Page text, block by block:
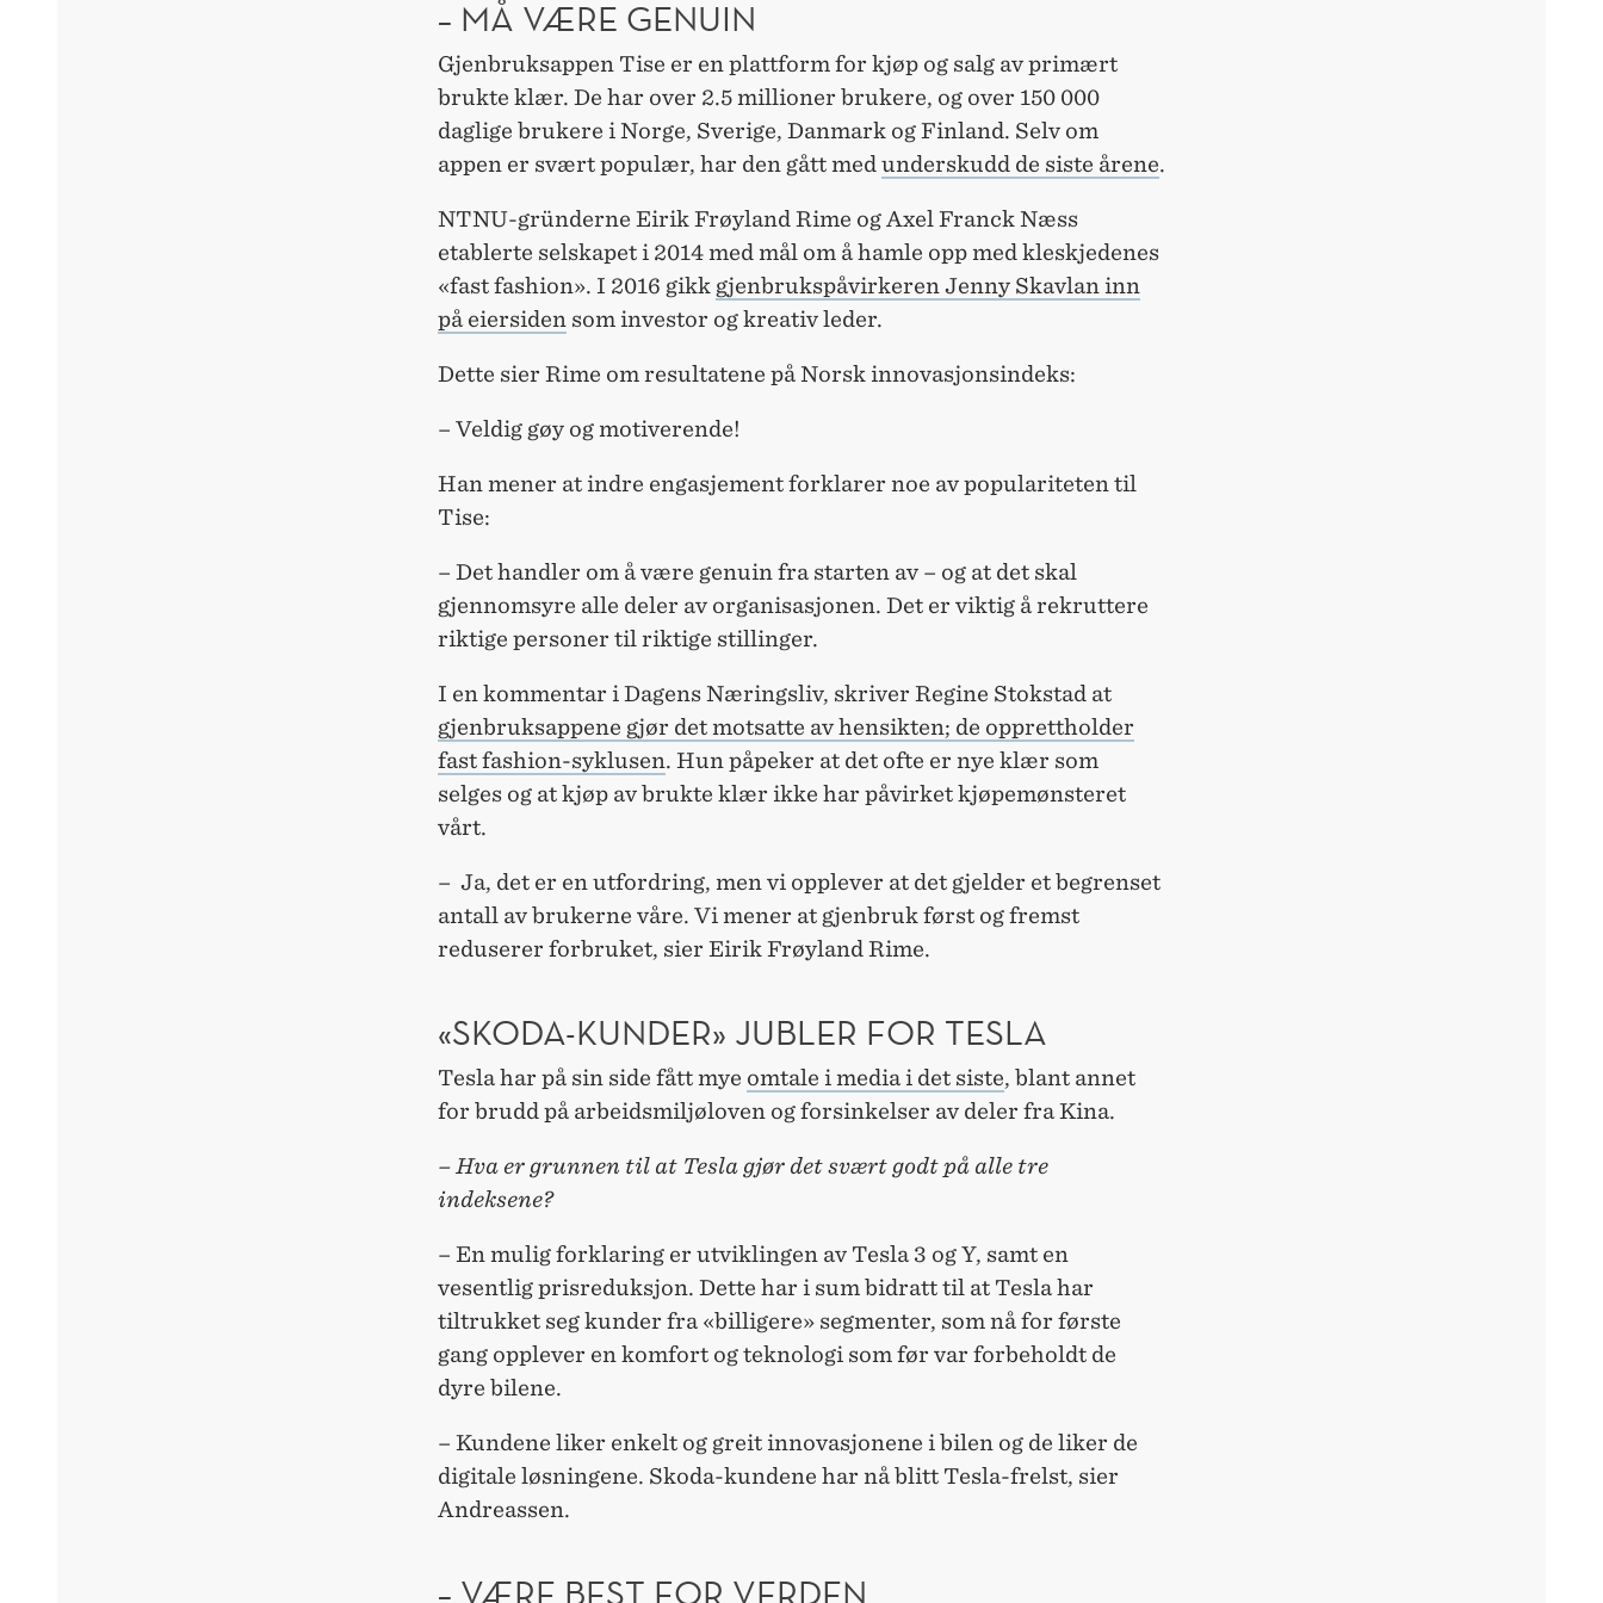
– MÅ VÆRE GENUIN
Gjenbruksappen Tise er en plattform for kjøp og salg av primært
brukte klær. De har over 2.5 millioner brukere, og over 150 000
daglige brukere i Norge, Sverige, Danmark og Finland. Selv om
appen er svært populær, har den gått med underskudd de siste årene.
NTNU-gründerne Eirik Frøyland Rime og Axel Franck Næss
etablerte selskapet i 2014 med mål om å hamle opp med kleskjedenes
«fast fashion». I 2016 gikk gjenbrukspåvirkeren Jenny Skavlan inn
på eiersiden som investor og kreativ leder.
Dette sier Rime om resultatene på Norsk innovasjonsindeks:
– Veldig gøy og motiverende!
Han mener at indre engasjement forklarer noe av populariteten til
Tise:
– Det handler om å være genuin fra starten av – og at det skal
gjennomsyre alle deler av organisasjonen. Det er viktig å rekruttere
riktige personer til riktige stillinger.
I en kommentar i Dagens Næringsliv, skriver Regine Stokstad at
gjenbruksappene gjør det motsatte av hensikten; de opprettholder
fast fashion-syklusen. Hun påpeker at det ofte er nye klær som
selges og at kjøp av brukte klær ikke har påvirket kjøpemønsteret
vårt.
– Ja, det er en utfordring, men vi opplever at det gjelder et begrenset
antall av brukerne våre. Vi mener at gjenbruk først og fremst
reduserer forbruket, sier Eirik Frøyland Rime.
«SKODA-KUNDER» JUBLER FOR TESLA
Tesla har på sin side fått mye omtale i media i det siste, blant annet
for brudd på arbeidsmiljøloven og forsinkelser av deler fra Kina.
– Hva er grunnen til at Tesla gjør det svært godt på alle tre
indeksene?
– En mulig forklaring er utviklingen av Tesla 3 og Y, samt en
vesentlig prisreduksjon. Dette har i sum bidratt til at Tesla har
tiltrukket seg kunder fra «billigere» segmenter, som nå for første
gang opplever en komfort og teknologi som før var forbeholdt de
dyre bilene.
– Kundene liker enkelt og greit innovasjonene i bilen og de liker de
digitale løsningene. Skoda-kundene har nå blitt Tesla-frelst, sier
Andreassen.
– VÆRE BEST FOR VERDEN